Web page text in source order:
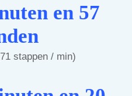
en 57
stappen / min)